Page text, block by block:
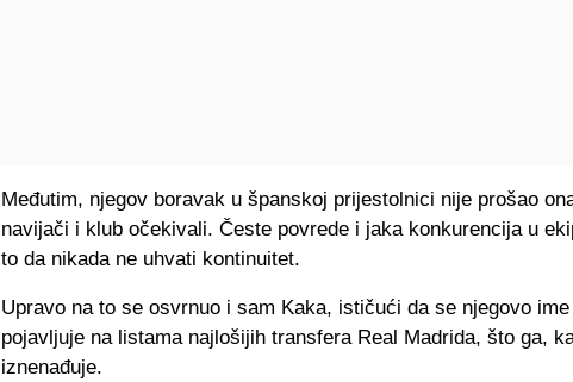
Međutim, njegov boravak u španskoj prijestolnici nije prošao
navijači i klub očekivali. Česte povrede i jaka konkurencija u
to da nikada ne uhvati kontinuitet.
Upravo na to se osvrnuo i sam Kaka, ističući da se njegovo
pojavljuje na listama najlošijih transfera Real Madrida, što ga,
iznenađuje.